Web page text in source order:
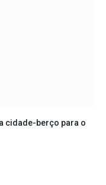
cidade-berço para o